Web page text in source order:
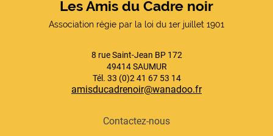
Les Amis du Cadre noir
Association régie par la loi du 1er juillet 1901
8 rue Saint-Jean BP 172
49414 SAUMUR
Tél. 33 (0)2 41 67 53 14
amisducadrenoir@wanadoo.fr
Contactez-nous